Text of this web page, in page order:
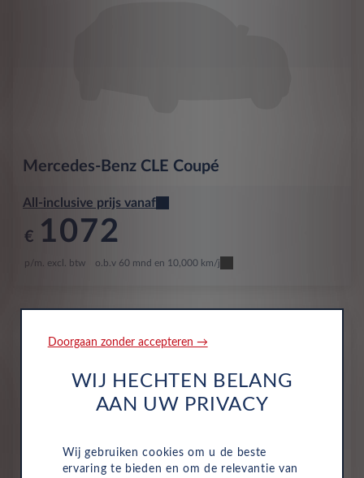
Mercedes-Benz CLE Coupé
All-inclusive prijs vanaf
€ 1072
p/m. excl. btw o.b.v 60 mnd en 10,000 km/j
Doorgaan zonder accepteren →
WIJ HECHTEN BELANG
AAN UW PRIVACY
Wij gebruiken cookies om u de beste
ervaring te bieden en om de relevantie van